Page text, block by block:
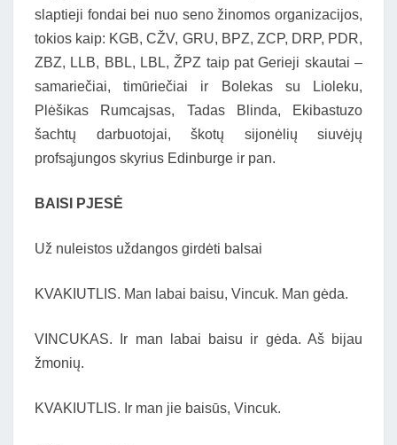
slaptieji fondai bei nuo seno žinomos organizacijos,
tokios kaip: KGB, CŽV, GRU, BPZ, ZCP, DRP, PDR,
ZBZ, LLB, BBL, LBL, ŽPZ taip pat Gerieji skautai –
samariečiai, timūriečiai ir Bolekas su Lioleku,
Plėšikas Rumcajsas, Tadas Blinda, Ekibastuzo
šachtų darbuotojai, škotų sijonėlių siuvėjų
profsąjungos skyrius Edinburge ir pan.
BAISI PJESĖ
Už nuleistos uždangos girdėti balsai
KVAKIUTLIS. Man labai baisu, Vincuk. Man gėda.
VINCUKAS. Ir man labai baisu ir gėda. Aš bijau
žmonių.
KVAKIUTLIS. Ir man jie baisūs, Vincuk.